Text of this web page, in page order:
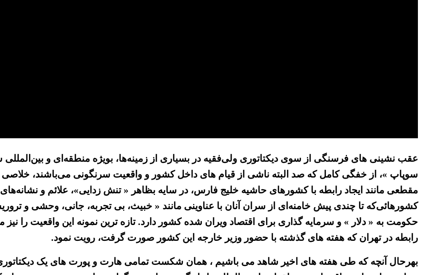
عقب نشینی های فرسنگی از سوی دیکتاتوری ولی‌فقیه در بسیاری از زمینه‌ها، بویژه منطقه‌ای و بین‌المللی
سوپاپ »، از خفگی کامل که صد البته ناشی از قیام های داخل کشور و واقعیت سرنگونی می‌باشند، خلاصی
مقطعی مانند ایجاد رابطه با کشورهای حاشیه خلیج فارس، در سایه بظاهر « تنش زدایی»، علائم و
کشورهائی‌که تا چندی پیش خامنه‌ای از سران آنان با عناوینی مانند « خبیث، بی تجربه، جانی، وحشی و
حکومت به « دلار » و سرمایه گذاری برای اقتصاد ویران شده کشور دارد. تازه ترین نمونه این واقعیت
رابطه در تهران که هفته های گذشته با حضور وزیر خارجه این کشور صورت گرفت، رویت نمود.
بهرحال آنچه که طی هفته های اخیر شاهد می باشیم ، همان شکست تمامی هارت و پورت های یک